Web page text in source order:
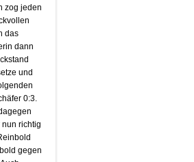
zog jeden
das
dann
und
0:3.
richtig
gegen